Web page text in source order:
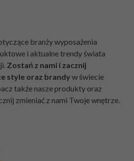
branży wyposażenia
i aktualne trendy świata
Zostań z nami i zacznij
style oraz brandy w świecie
także nasze produkty oraz
zmieniać z nami Twoje wnętrze.